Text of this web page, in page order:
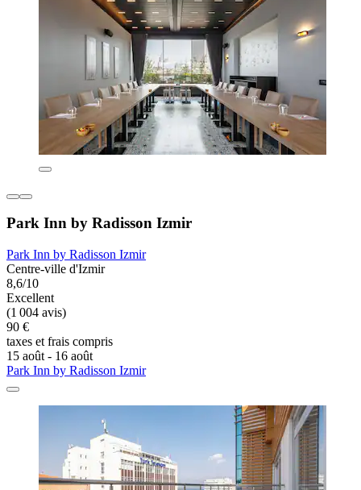
Park Inn by Radisson Izmir
Park Inn by Radisson Izmir
Centre-ville d'Izmir
8,6/10
Excellent
(1 004 avis)
90 €
taxes et frais compris
15 août - 16 août
Park Inn by Radisson Izmir